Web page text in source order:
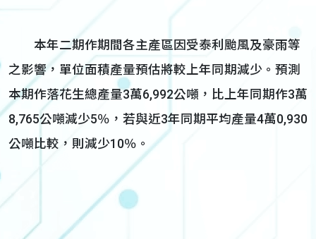
本年二期作期間各主產區因受泰利颱風及豪雨等
之影響，單位面積產量預估將較上年同期減少。預測
本期作落花生總產量3萬6,992公噸，比上年同期作3萬
8,765公噸減少5％，若與近3年同期平均產量4萬0,930
公噸比較，則減少10％。